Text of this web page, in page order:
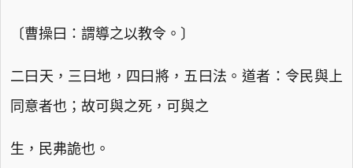
〔曹操曰：謂導之以教令。〕
二曰天，三曰地，四曰將，五曰法。道者：令民與上
同意者也；故可與之死，可與之
生，民弗詭也。